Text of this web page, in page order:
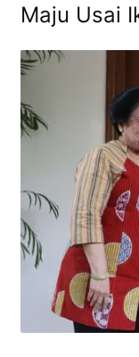
Maju Usai